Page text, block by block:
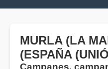
MURLA (LA
(ESPAÑA
Campanes,